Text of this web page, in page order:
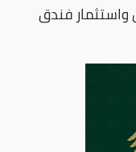
واستثمار فندق